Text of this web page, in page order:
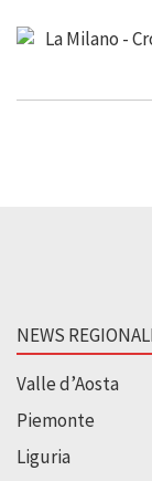
NEWS
Valle d’Aosta
Piemonte
Liguria